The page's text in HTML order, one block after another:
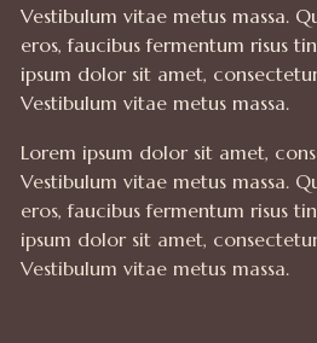
Vestibulum vitae metus massa.
eros, faucibus fermentum risus
ipsum dolor sit amet,
Vestibulum vitae metus massa.
Lorem ipsum dolor sit amet,
Vestibulum vitae metus massa.
eros, faucibus fermentum risus
ipsum dolor sit amet,
Vestibulum vitae metus massa.